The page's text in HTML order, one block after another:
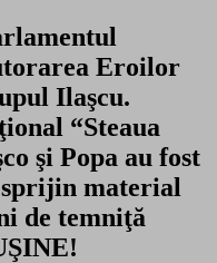
Eroilor
Ilaşcu.
“Steaua
şi Popa au fost
material
de temniţă